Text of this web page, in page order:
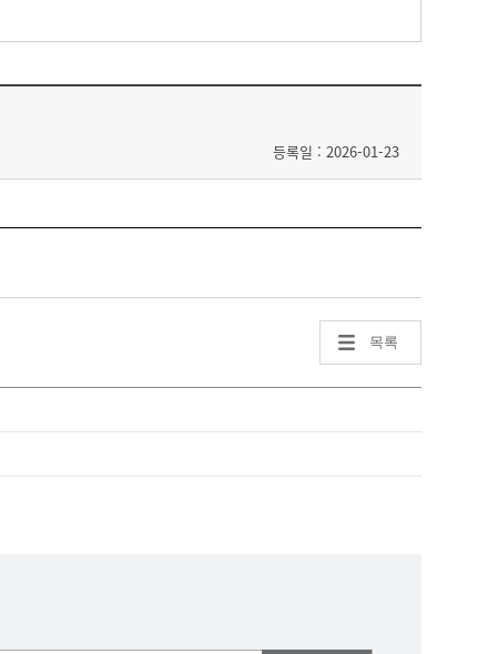
등록일 : 2026-01-23
목록